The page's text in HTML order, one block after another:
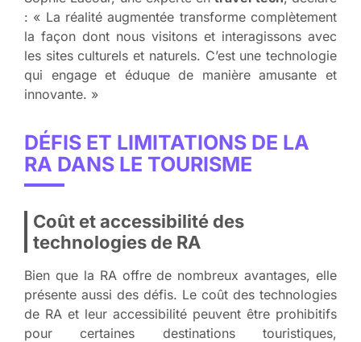
: « La réalité augmentée transforme complètement
la façon dont nous visitons et interagissons avec
les sites culturels et naturels. C’est une technologie
qui engage et éduque de manière amusante et
innovante. »
DÉFIS ET LIMITATIONS DE LA
RA DANS LE TOURISME
Coût et accessibilité des
technologies de RA
Bien que la RA offre de nombreux avantages, elle
présente aussi des défis. Le coût des technologies
de RA et leur accessibilité peuvent être prohibitifs
pour certaines destinations touristiques,